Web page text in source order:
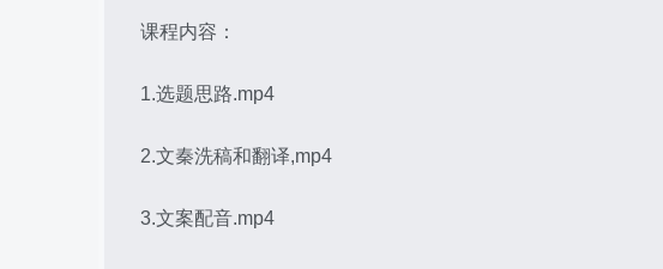
课程内容：
1.选题思路.mp4
2.文秦洗稿和翻译,mp4
3.文案配音.mp4